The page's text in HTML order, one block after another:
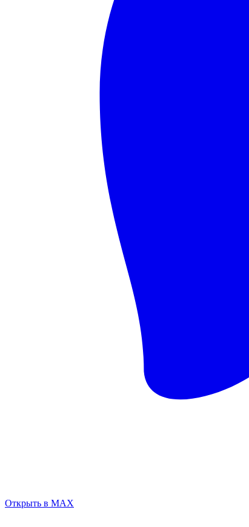
Открыть в MAX